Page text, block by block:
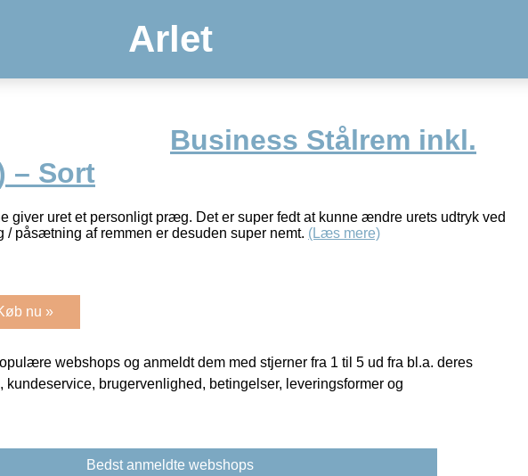
Arlet
Business Stålrem inkl.
– Sort
giver uret et personligt præg. Det er super fedt at kunne ændre urets udtryk ved
/ påsætning af remmen er desuden super nemt. (Læs mere)
nu »
webshops og anmeldt dem med stjerner fra 1 til 5 ud fra bl.a. deres
kundeservice, brugervenlighed, betingelser, leveringsformer og
Bedst anmeldte webshops